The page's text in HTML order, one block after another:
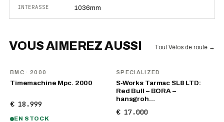
INTERASSE 1036mm
VOUS AIMEREZ AUSSI Tout Vélos de route →
BMC · 2000
Timemachine Mpc. 2000
€ 18.999
EN STOCK
SPECIALIZED
S-Works Tarmac SL8 LTD:
Red Bull – BORA –
hansgroh…
€ 17.000